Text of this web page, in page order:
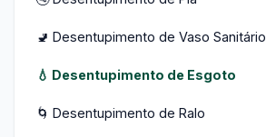
🚽 Desentupimento de Vaso Sanitário
💧 Desentupimento de Esgoto
🌀 Desentupimento de Ralo